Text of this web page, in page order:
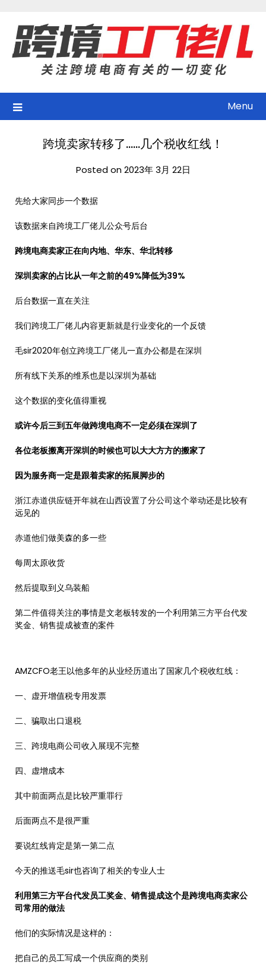
content
Menu
跨境卖家转移了……几个税收红线！
Posted on 2023年 3月 22日
先给大家同步一个数据
该数据来自跨境工厂佬儿公众号后台
跨境电商卖家正在向内地、华东、华北转移
深圳卖家的占比从一年之前的49%降低为39%
后台数据一直在关注
我们跨境工厂佬儿内容更新就是行业变化的一个反馈
毛sir2020年创立跨境工厂佬儿一直办公都是在深圳
所有线下关系的维系也是以深圳为基础
这个数据的变化值得重视
或许今后三到五年做跨境电商不一定必须在深圳了
各位老板搬离开深圳的时候也可以大大方方的搬家了
因为服务商一定是跟着卖家的拓展脚步的
浙江赤道供应链开年就在山西设置了分公司这个举动还是比较有
远见的
赤道他们做美森的多一些
每周太原收货
然后提取到义乌装船
第二件值得关注的事情是文老板转发的一个利用第三方平台代发
奖金、销售提成被查的案件
AMZCFO老王以他多年的从业经历道出了国家几个税收红线：
一、虚开增值税专用发票
二、骗取出口退税
三、跨境电商公司收入展现不完整
四、虚增成本
其中前面两点是比较严重罪行
后面两点不是很严重
要说红线肯定是第一第二点
今天的推送毛sir也咨询了相关的专业人士
利用第三方平台代发员工奖金、销售提成这个是跨境电商卖家公
司常用的做法
他们的实际情况是这样的：
把自己的员工写成一个供应商的类别